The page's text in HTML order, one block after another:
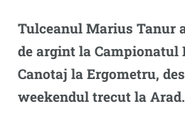
Tulceanul Marius Tanur
de argint la Campionatul
Canotaj la Ergometru,
weekendul trecut la Arad.